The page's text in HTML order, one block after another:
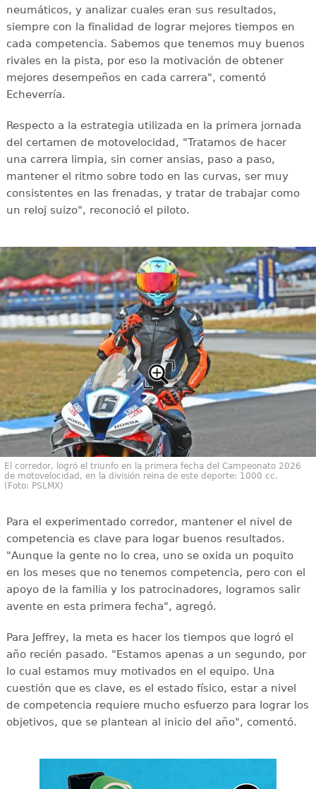
neumáticos, y analizar cuales eran sus resultados,
siempre con la finalidad de lograr mejores tiempos en
cada competencia. Sabemos que tenemos muy buenos
rivales en la pista, por eso la motivación de obtener
mejores desempeños en cada carrera", comentó
Echeverría.
Respecto a la estrategia utilizada en la primera jornada
del certamen de motovelocidad, "Tratamos de hacer
una carrera limpia, sin comer ansias, paso a paso,
mantener el ritmo sobre todo en las curvas, ser muy
consistentes en las frenadas, y tratar de trabajar como
un reloj suizo", reconoció el piloto.
El corredor, logró el triunfo en la primera fecha del Campeonato 2026
de motovelocidad, en la división reina de este deporte: 1000 cc.
(Foto: PSLMX)
Para el experimentado corredor, mantener el nivel de
competencia es clave para logar buenos resultados.
"Aunque la gente no lo crea, uno se oxida un poquito
en los meses que no tenemos competencia, pero con el
apoyo de la familia y los patrocinadores, logramos salir
avente en esta primera fecha", agregó.
Para Jeffrey, la meta es hacer los tiempos que logró el
año recién pasado. "Estamos apenas a un segundo, por
lo cual estamos muy motivados en el equipo. Una
cuestión que es clave, es el estado físico, estar a nivel
de competencia requiere mucho esfuerzo para lograr los
objetivos, que se plantean al inicio del año", comentó.